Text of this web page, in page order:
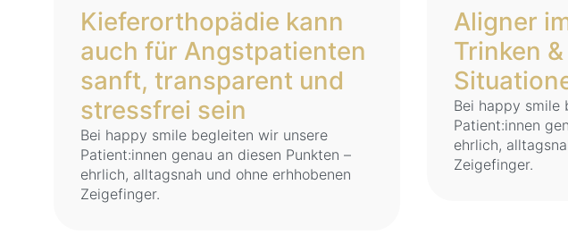
Kieferorthopädie kann
auch für Angstpatienten
sanft, transparent und
stressfrei sein
Bei happy smile begleiten wir unsere
Patient:innen genau an diesen Punkten –
ehrlich, alltagsnah und ohne erhhobenen
Zeigefinger.
Aligner
Trinken
Bei happy smile
Patient:innen
ehrlich,
Zeigefinger.